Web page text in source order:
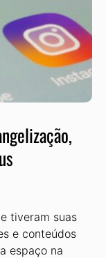
tiveram suas
e conteúdos
espaço na